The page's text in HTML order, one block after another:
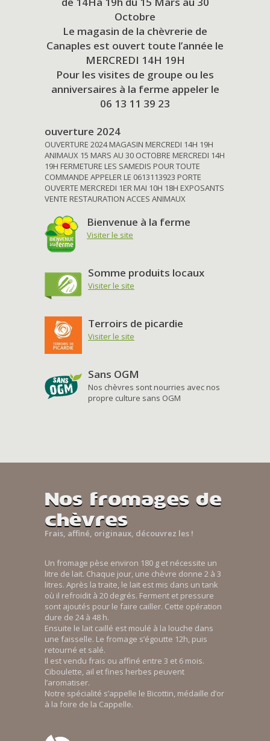
Octobre
Le magasin de la chèvrerie de
Canaples est ouvert toute l’année le
MERCREDI 14H 19H
Pour les visites de groupe ou les
anniversaires à la ferme appeler le
06 13 11 39 23
ouverture 2024
OUVERTURE 2024 MAGASIN MERCREDI 14H 19H
ANIMAUX 15 MARS AU 30 OCTOBRE MERCREDI 14H
19H FERMETURE LES SAMEDIS POUR TOUTE
COMMANDE APPELER LE 0613113923 PORTE
OUVERTE MERCREDI 1ER MAI 10H 18H EXPOSANTS
VENTE RESTAURATION ACCES ANIMAUX
Bienvenue à la ferme
Visiter le site
Somme produits locaux
Visiter le site
Terroirs de picardie
Visiter le site
Sans OGM
Nos chèvres sont nourries avec nos
propre culture sans OGM
Nos fromages de
chèvres
Frais, affiné, originaux, découvrez les !
Un fromage pèse environ 180 g et nécessite un
litre de lait. Chaque jour, une chèvre donne 2 à 3
litres. Après la traite, le lait est mis dans un tank
où il refroidit à 20 degrés. Ferment et pressure
sont ajoutés pour le faire cailler. Cette opération
dure de 24 à 48 h.
Ensuite le lait caillé est moulé à la louche dans
une faisselle. Le fromage s’égoutte 12h, puis
retourné et salé.
Il est vendu frais ou affiné entre 3 et 6 mois.
Ciboulette, ail et fines herbes peuvent
l’aromatiser.
Notre spécialité s’appelle le Bicottin, médaille d’or
à la foire de la Cappelle.